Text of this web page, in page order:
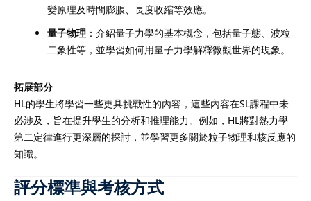
變原理及時間膨脹、長度收縮等效應。
量子物理 ：介紹量子力學的基本概念，包括量子態、波粒
二象性等，並學習如何用量子力學解釋微觀世界的現象。
拓展部分
HL的學生將學習一些更具挑戰性的內容，這些內容在SL課程中未
必涉及，旨在提升學生的分析和推理能力。例如，HL將對熱力學
第二定律進行更深層的探討，並學習更多關於粒子物理和核反應的
知識。
評分標準與考核方式